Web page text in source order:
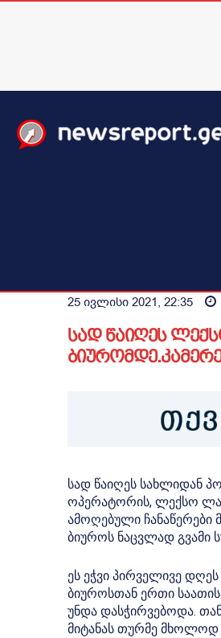
25 ივლისი 2021, 22:35
სად წაიღეს
სად წაიღეს სახლიდან
ოპერატორის, ლექსო
ამოღებული ჩანაწერები
ბიუროს ნაცვლად გვამი
ეს ეჭვი პირველივე
ბიუროსთან ერთი
უნდა დასჭირვებოდა.
მიტანას თურმე მხოლოდ